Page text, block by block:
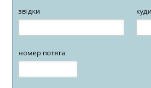
звідки куди
номер потяга